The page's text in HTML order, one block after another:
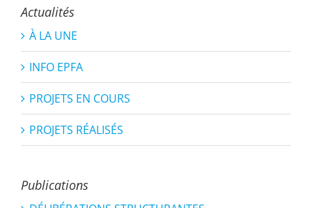
Actualités
À LA UNE
INFO EPFA
PROJETS EN COURS
PROJETS RÉALISÉS
Publications